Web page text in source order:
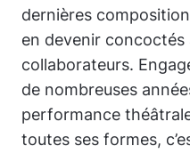
dernières
en devenir
collaborateurs.
de nombreuses
performance
toutes ses formes,